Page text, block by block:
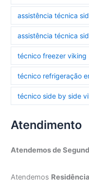
assistência técnica
assistência técnica
técnico freezer viking
técnico refrigeração
técnico side by side
Atendimento
Atendemos de
Atendemos